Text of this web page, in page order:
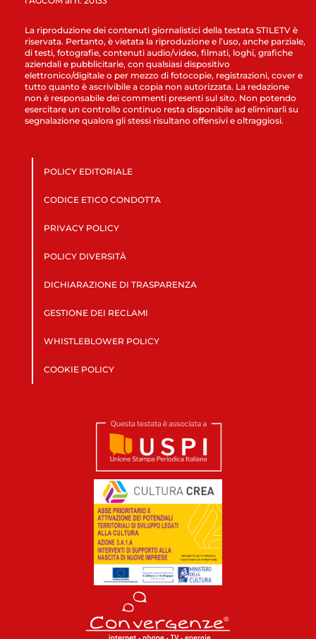
La riproduzione dei contenuti giornalistici della testata STILETV è
riservata. Pertanto, è vietata la riproduzione e l’uso, anche parziale,
di testi, fotografie, contenuti audio/video, filmati, loghi, grafiche
aziendali e pubblicitarie, con qualsiasi dispositivo
elettronico/digitale o per mezzo di fotocopie, registrazioni, cover e
tutto quanto è ascrivibile a copia non autorizzata. La redazione
non è responsabile dei commenti presenti sul sito. Non potendo
esercitare un controllo continuo resta disponibile ad eliminarli su
segnalazione qualora gli stessi risultano offensivi e oltraggiosi.
POLICY EDITORIALE
CODICE ETICO CONDOTTA
PRIVACY POLICY
POLICY DIVERSITÀ
DICHIARAZIONE DI TRASPARENZA
GESTIONE DEI RECLAMI
WHISTLEBLOWER POLICY
COOKIE POLICY